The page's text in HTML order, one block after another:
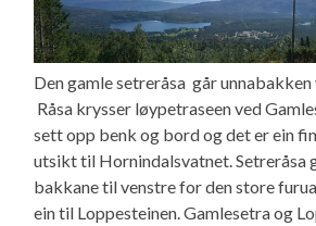
Den gamle setreråsa går unnabakken
Råsa krysser løypetraseen ved
sett opp benk og bord og det er ein
utsikt til Hornindalsvatnet. Setreråsa
bakkane til venstre for den store
ein til Loppesteinen. Gamlesetra og